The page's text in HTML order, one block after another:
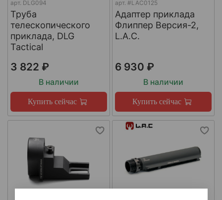
арт. DLG094
Труба
телескопического
приклада, DLG
Tactical
3 822 ₽
В наличии
Купить сейчас
арт. #LAC0125
Адаптер приклада
Флиппер Версия-2,
L.A.C.
6 930 ₽
В наличии
Купить сейчас